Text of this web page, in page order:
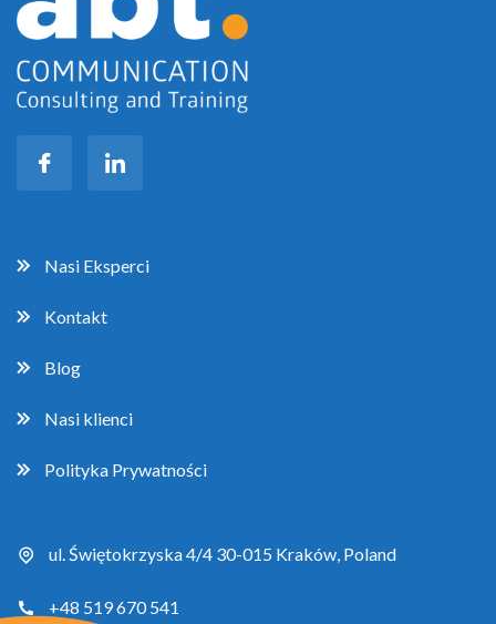
Nasi Eksperci
Kontakt
Blog
Nasi klienci
Polityka Prywatności
ul. Świętokrzyska 4/4 30-015 Kraków, Poland
+48 519 670 541